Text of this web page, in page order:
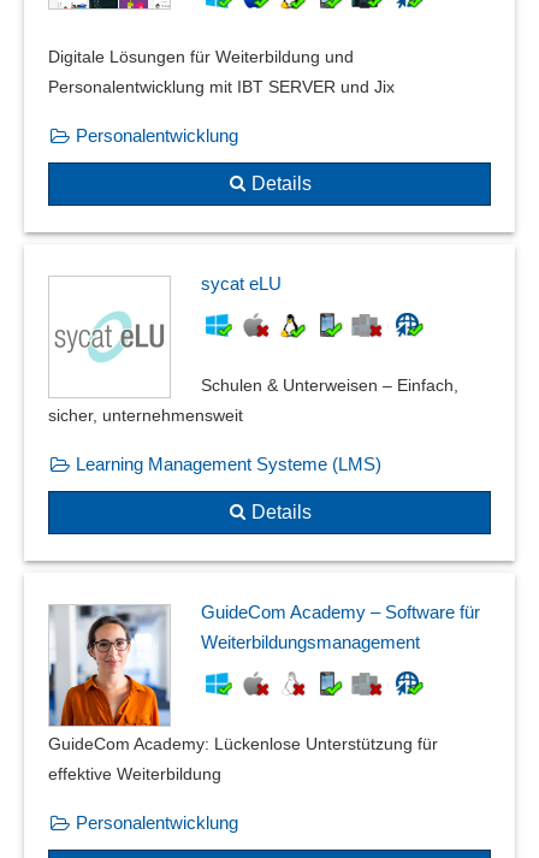
Digitale Lösungen für Weiterbildung und
Personalentwicklung mit IBT SERVER und Jix
Personalentwicklung
Details
sycat eLU
Schulen & Unterweisen – Einfach,
sicher, unter­nehmens­weit
Learning Management Systeme (LMS)
Details
GuideCom Academy – Software für
Weiterbildungsmanagement
GuideCom Academy: Lückenlose Unterstützung für
effektive Weiterbildung
Personalentwicklung